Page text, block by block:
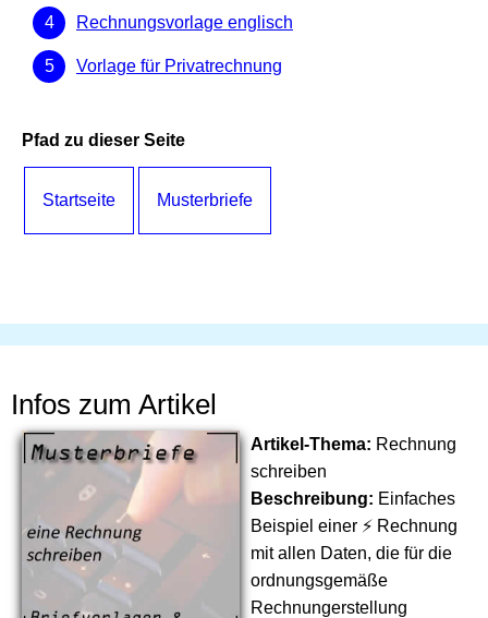
Rechnungsvorlage englisch
Vorlage für Privatrechnung
Pfad zu dieser Seite
Startseite Musterbriefe
Infos zum Artikel
Artikel-Thema: Rechnung
schreiben
Beschreibung: Einfaches
Beispiel einer ⚡ Rechnung
mit allen Daten, die für die
ordnungsgemäße
Rechnungerstellung